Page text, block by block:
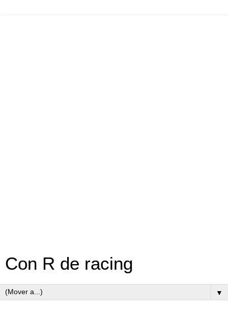
Con R de racing
▼